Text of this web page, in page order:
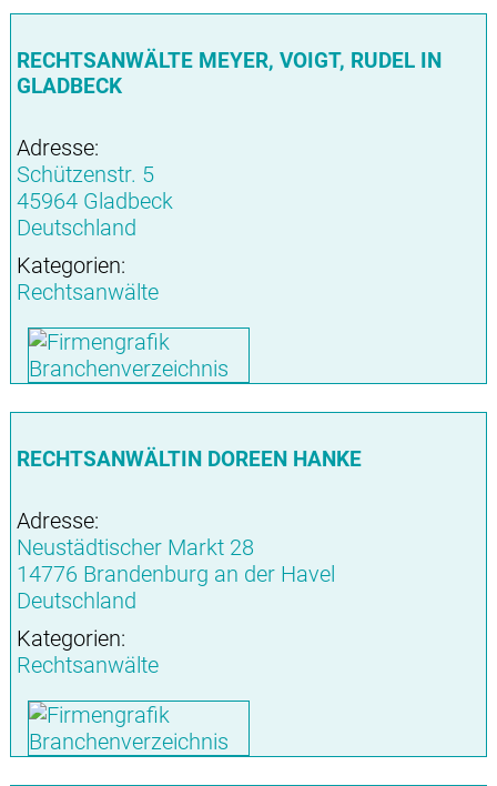
RECHTSANWÄLTE MEYER, VOIGT, RUDEL IN
GLADBECK
Adresse:
Schützenstr. 5
45964 Gladbeck
Deutschland
Kategorien:
Rechtsanwälte
RECHTSANWÄLTIN DOREEN HANKE
Adresse:
Neustädtischer Markt 28
14776 Brandenburg an der Havel
Deutschland
Kategorien:
Rechtsanwälte